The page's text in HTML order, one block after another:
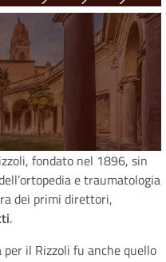
fondato nel 1896, sin
e traumatologia
dei primi direttori,
.
il Rizzoli fu anche quello